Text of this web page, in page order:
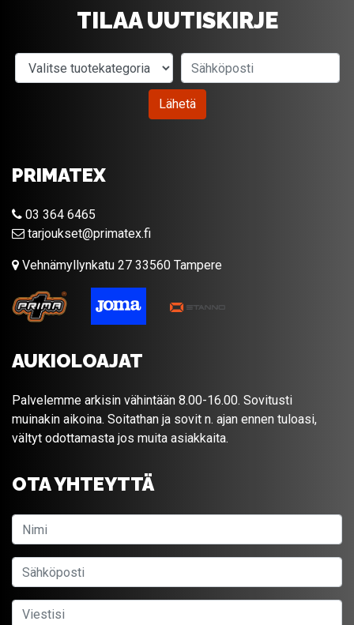
TILAA UUTISKIRJE
Valitse tuotekategoria
Lähetä
PRIMATEX
03 364 6465
tarjoukset@primatex.fi
Vehnämyllynkatu 27 33560 Tampere
AUKIOLOAJAT
Palvelemme arkisin vähintään 8.00-16.00. Sovitusti
muinakin aikoina. Soitathan ja sovit n. ajan ennen tuloasi,
vältyt odottamasta jos muita asiakkaita.
OTA YHTEYTTÄ